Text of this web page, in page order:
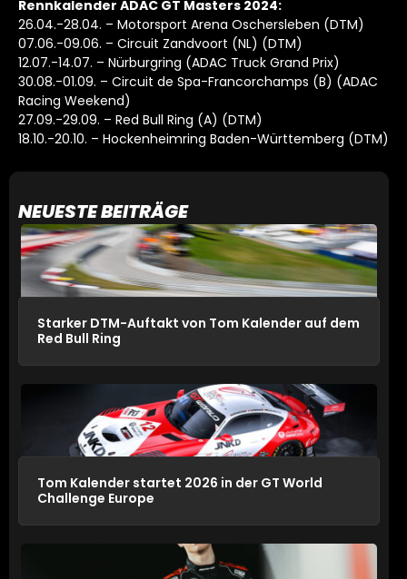
NEUESTE BEITRÄGE
Starker DTM-Auftakt von Tom Kalender auf dem
Red Bull Ring
Tom Kalender startet 2026 in der GT World
Challenge Europe
Rennkalender ADAC GT Masters 2024:
26.04.-28.04. – Motorsport Arena Oschersleben (DTM)
07.06.-09.06. – Circuit Zandvoort (NL) (DTM)
12.07.-14.07. – Nürburgring (ADAC Truck Grand Prix)
30.08.-01.09. – Circuit de Spa-Francorchamps (B) (ADAC
Racing Weekend)
27.09.-29.09. – Red Bull Ring (A) (DTM)
18.10.-20.10. – Hockenheimring Baden-Württemberg (DTM)